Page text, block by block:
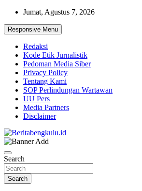
Skip
content
Jumat, Agustus 7, 2026
Responsive Menu
Redaksi
Kode Etik Jurnalistik
Pedoman Media Siber
Privacy Policy
Tentang Kami
SOP Perlindungan Wartawan
UU Pers
Media Partners
Disclaimer
Beritabengkulu.id
Search
Search